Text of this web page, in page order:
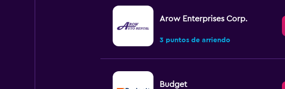
Arow Enterprises Corp.
3 puntos de arriendo
Budget